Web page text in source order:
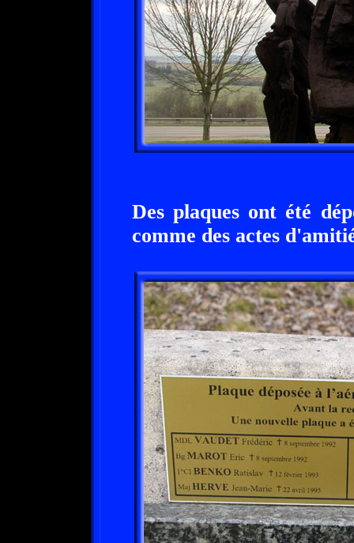
Des plaques ont été
comme des actes